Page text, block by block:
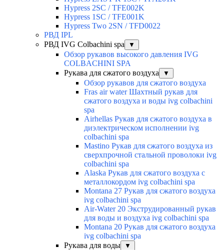
Hypress 2SC / TFE002K
Hypress 1SC / TFE001K
Hypress Two 2SN / TFD0022
РВД IPL
РВД IVG Colbachini spa
▼
Обзор рукавов высокого давления IVG
COLBACHINI SPA
Рукава для сжатого воздуха
▼
Обзор рукавов для сжатого воздуха
Fras air water Шахтный рукав для
сжатого воздуха и воды ivg colbachini
spa
Airhellas Рукав для сжатого воздуха в
диэлектрическом исполнении ivg
colbachini spa
Mastino Рукав для сжатого воздуха из
сверхпрочной стальной проволоки ivg
colbachini spa
Alaska Рукав для сжатого воздуха с
металлокордом ivg colbachini spa
Montana 27 Рукав для сжатого воздуха
ivg colbachini spa
Air-Water 20 Экструдированный рукав
для воды и воздуха ivg colbachini spa
Montana 20 Рукав для сжатого воздуха
ivg colbachini spa
Рукава для воды
▼